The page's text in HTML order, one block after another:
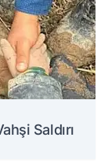
Saldırı